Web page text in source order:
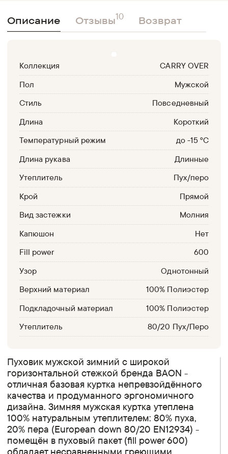
Описание Отзывы10 Возврат
Пуховик мужской зимний с широкой
горизонтальной стежкой бренда BAON -
отличная базовая куртка непревзойдённого
качества и продуманного эргономичного
дизайна. Зимняя мужская куртка утеплена
100% натуральным утеплителем: 80% пуха,
20% пера (European down 80/20 EN12934) -
помещён в пуховый пакет (fill power 600)
обладает несравненными греющими
Коллекция
CARRY OVER
Пол
Мужской
Стиль
Повседневный
Длина
Короткий
Температурный режим
до -15 °С
Длина рукава
Длинные
Утеплитель
Пух/перо
Крой
Прямой
Вид застежки
Молния
Капюшон
Нет
Fill power
600
Узор
Однотонный
Верхний материал
100% Полиэстер
Подкладочный материал
100% Полиэстер
Утеплитель
80/20 Пух/Перо